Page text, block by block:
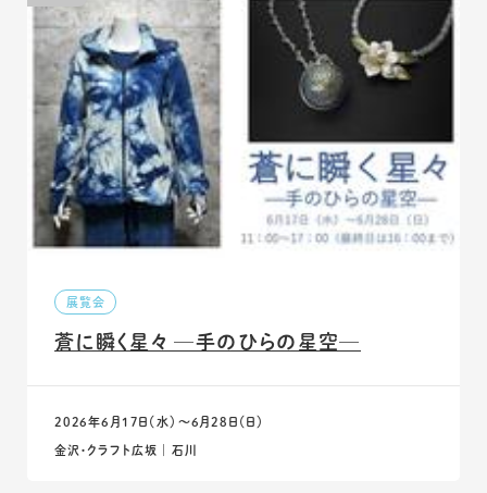
展覧会
蒼に瞬く星々 ─手のひらの星空─
2026年6月17日（水）〜6月28日（日）
金沢・クラフト広坂 ｜ 石川